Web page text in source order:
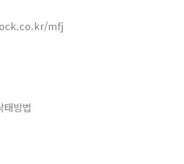
mfj
태방법